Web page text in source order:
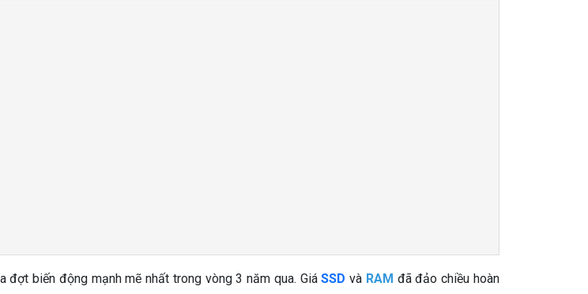
đợt biến động mạnh mẽ nhất trong vòng 3 năm qua. GiáSSD và RAM đã đảo chiều hoàn